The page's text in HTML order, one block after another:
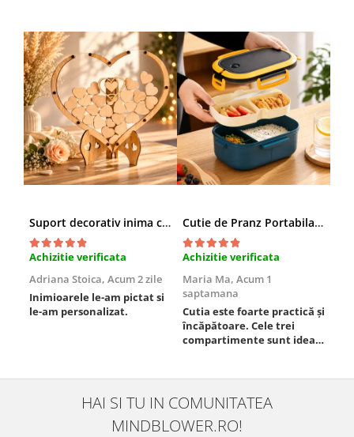
Suport decorativ inima cu mesaje, Cadou cu suflet
Achizitie verificata
Adriana Stoica, Acum 2 zile
Inimioarele le-am pictat si
le-am personalizat.
Cutie de Pranz Portabila cu Compartimente
Achizitie verificata
Maria Ma, Acum 1
saptamana
Cutia este foarte practică și
încăpătoare. Cele trei
compartimente sunt ideale
este sigură, fără scurgeri. O
folosesc aproape zilnic la
serviciu și sunt foarte
mulțumită.
HAI SI TU IN COMUNITATEA
MINDBLOWER.RO!